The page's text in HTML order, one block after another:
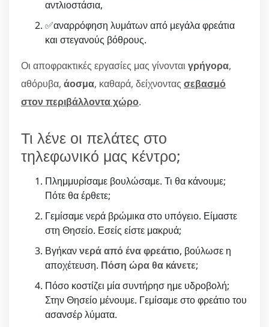
αντλιοστάσια,
✅αναρρόφηση λυμάτων από μεγάλα φρεάτια
και στεγανούς βόθρους.
Οι αποφρακτικές εργασίες μας γίνονται γρήγορα,
αθόρυβα, άοσμα, καθαρά, δείχνοντας σεβασμό
στον περιβάλλοντα χώρο.
Τι λένε οι πελάτες στο
τηλεφωνικό μας κέντρο;
Πλημμυρίσαμε βουλώσαμε. Τι θα κάνουμε;
Πότε θα έρθετε;
Γεμίσαμε νερά βρώμικα στο υπόγειο. Είμαστε
στη Θησείο. Εσείς είστε μακρυά;
Βγήκαννερά από ένα φρεάτιο, βούλωσε η
αποχέτευση. Πόση ώρα θα κάνετε;
Πόσο κοστίζει μία συντήρησ ημε υδροβολή;
Στην Θησείο μένουμε. Γεμίσαμε στο φρεάτιο του
ασανσέρ λύματα.